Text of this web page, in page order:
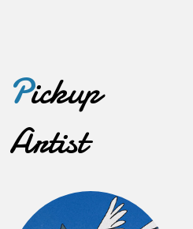
Pickup
Artist